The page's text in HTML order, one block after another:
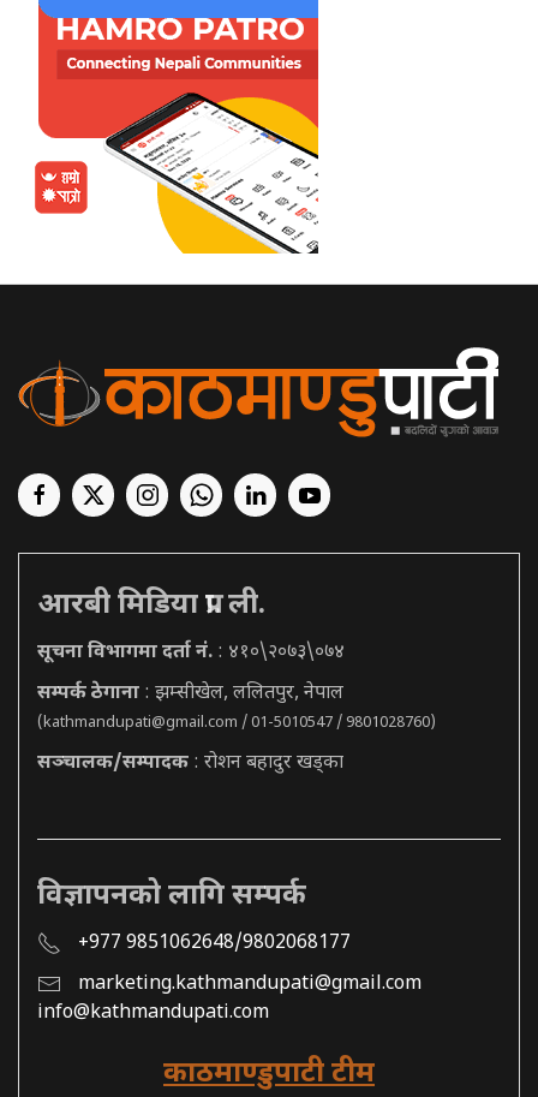
आरबी मिडिया प्रा. ली.
सूचना विभागमा दर्ता नं. : ४१०\२०७३\०७४
सम्पर्क ठेगाना : झम्सीखेल, ललितपुर, नेपाल
(kathmandupati@gmail.com / 01-5010547 / 9801028760)
सञ्चालक/सम्पादक : रोशन बहादुर खड्का
विज्ञापनको लागि सम्पर्क
+977 9851062648/9802068177
marketing.kathmandupati@gmail.com
info@kathmandupati.com
काठमाण्डुपाटी टीम